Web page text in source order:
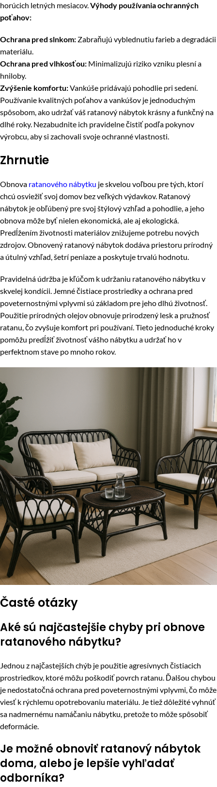
horúcich letných mesiacov.Výhody používania ochranných
poťahov:
Ochrana pred slnkom: Zabraňujú vyblednutiu farieb a degradácii
materiálu.
Ochrana pred vlhkosťou: Minimalizujú riziko vzniku plesní a
hniloby.
Zvýšenie komfortu:Vankúše pridávajú pohodlie pri sedení.
Používanie kvalitných poťahov a vankúšov je jednoduchým
spôsobom, ako udržať váš ratanový nábytok krásny a funkčný na
dlhé roky. Nezabudnite ich pravidelne čistiť podľa pokynov
výrobcu, aby si zachovali svoje ochranné vlastnosti.
Zhrnutie
Obnova ratanového nábytku je skvelou voľbou pre tých, ktorí
chcú osviežiť svoj domov bez veľkých výdavkov. Ratanový
nábytok je obľúbený pre svoj štýlový vzhľad a pohodlie, a jeho
obnova môže byť nielen ekonomická, ale aj ekologická.
Predĺžením životnosti materiálov znižujeme potrebu nových
zdrojov. Obnovený ratanový nábytok dodáva priestoru prírodný
a útulný vzhľad, šetrí peniaze a poskytuje trvalú hodnotu.
Pravidelná údržba je kľúčom k udržaniu ratanového nábytku v
skvelej kondícii. Jemné čistiace prostriedky a ochrana pred
poveternostnými vplyvmi sú základom pre jeho dlhú životnosť.
Použitie prírodných olejov obnovuje prirodzený lesk a pružnosť
ratanu, čo zvyšuje komfort pri používaní. Tieto jednoduché kroky
pomôžu predĺžiť životnosť vášho nábytku a udržať ho v
perfektnom stave po mnoho rokov.
Časté otázky
Aké sú najčastejšie chyby pri obnove
ratanového nábytku?
Jednou z najčastejších chýb je použitie agresívnych čistiacich
prostriedkov, ktoré môžu poškodiť povrch ratanu. Ďalšou chybou
je nedostatočná ochrana pred poveternostnými vplyvmi, čo môže
viesť k rýchlemu opotrebovaniu materiálu. Je tiež dôležité vyhnúť
sa nadmernému namáčaniu nábytku, pretože to môže spôsobiť
deformácie.
Je možné obnoviť ratanový nábytok
doma, alebo je lepšie vyhľadať
odborníka?